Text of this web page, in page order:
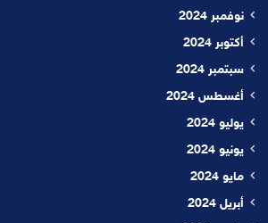
نوفمبر 2024
أكتوبر 2024
سبتمبر 2024
أغسطس 2024
يوليو 2024
يونيو 2024
مايو 2024
أبريل 2024